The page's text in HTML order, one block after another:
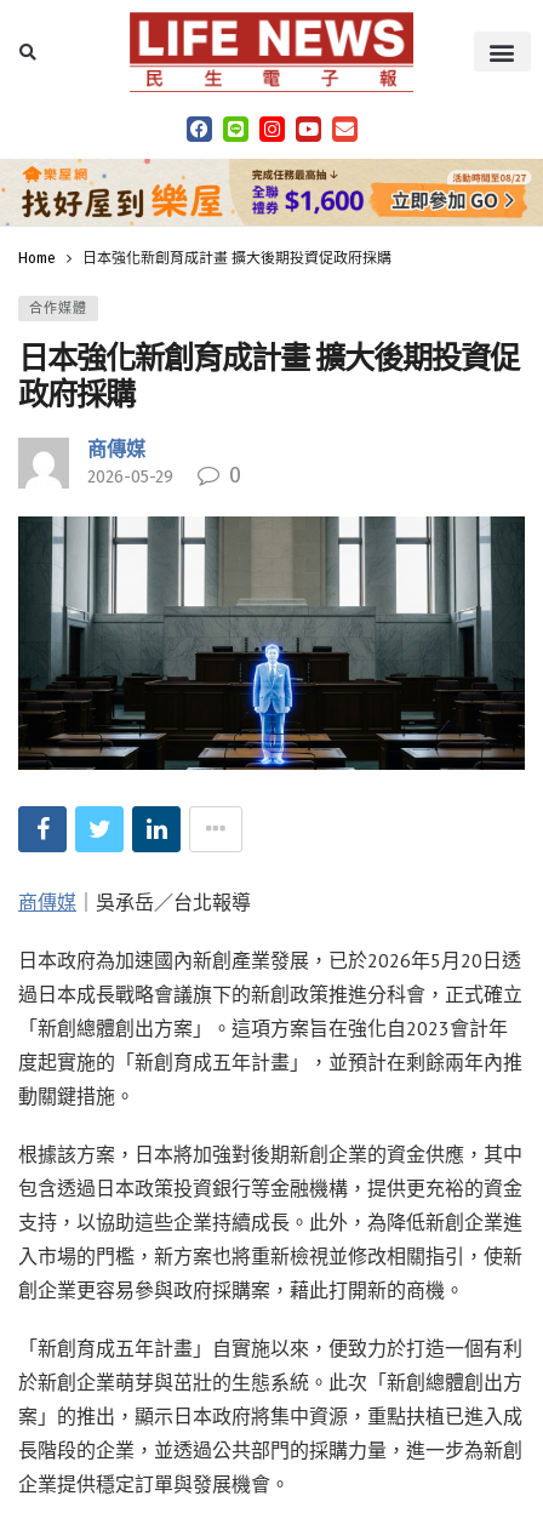
Home 日本強化新創育成計畫 擴大後期投資促政府採購
合作媒體
日本強化新創育成計畫 擴大後期投資促
政府採購
商傳媒
2026-05-29 0
商傳媒 ｜吳承岳／台北報導
日本政府為加速國內新創產業發展，已於2026年5月20日透
過日本成長戰略會議旗下的新創政策推進分科會，正式確立
「新創總體創出方案」。這項方案旨在強化自2023會計年
度起實施的「新創育成五年計畫」，並預計在剩餘兩年內推
動關鍵措施。
根據該方案，日本將加強對後期新創企業的資金供應，其中
包含透過日本政策投資銀行等金融機構，提供更充裕的資金
支持，以協助這些企業持續成長。此外，為降低新創企業進
入市場的門檻，新方案也將重新檢視並修改相關指引，使新
創企業更容易參與政府採購案，藉此打開新的商機。
「新創育成五年計畫」自實施以來，便致力於打造一個有利
於新創企業萌芽與茁壯的生態系統。此次「新創總體創出方
案」的推出，顯示日本政府將集中資源，重點扶植已進入成
長階段的企業，並透過公共部門的採購力量，進一步為新創
企業提供穩定訂單與發展機會。